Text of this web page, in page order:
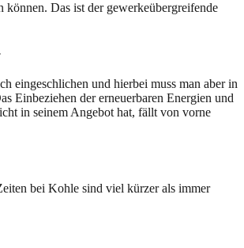
Das ist der gewerkeübergreifende
eingeschlichen und hierbei muss man aber in
Einbeziehen der erneuerbaren Energien und
in seinem Angebot hat, fällt von vorne
bei Kohle sind viel kürzer als immer